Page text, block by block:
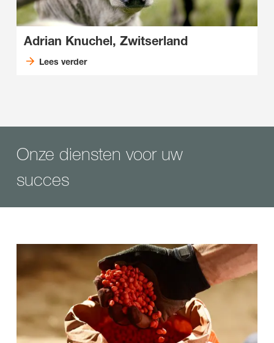
Adrian Knuchel, Zwitserland
Lees verder
Onze diensten voor uw
succes